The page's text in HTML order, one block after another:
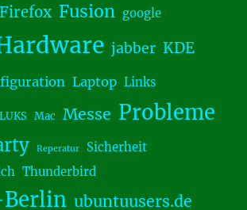
Firefox Fusion google
jabber KDE
Laptop Links
LUKS Mac Messe Probleme
Reperatur
Sicherheit
Thunderbird
ubuntuusers.de